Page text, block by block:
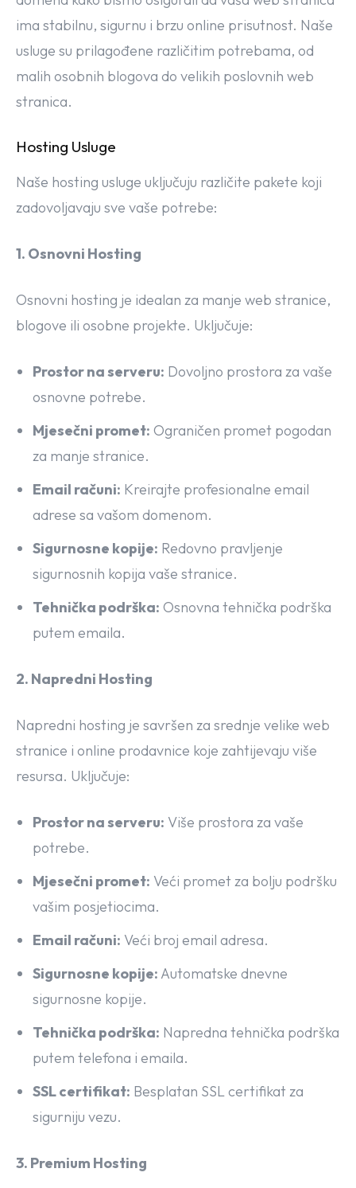
ima stabilnu, sigurnu i brzu online prisutnost. Naše
usluge su prilagođene različitim potrebama, od
malih osobnih blogova do velikih poslovnih web
stranica.
Hosting Usluge
Naše hosting usluge uključuju različite pakete koji
zadovoljavaju sve vaše potrebe:
1. Osnovni Hosting
Osnovni hosting je idealan za manje web stranice,
blogove ili osobne projekte. Uključuje:
Prostor na serveru: Dovoljno prostora za vaše
osnovne potrebe.
Mjesečni promet: Ograničen promet pogodan
za manje stranice.
Email računi: Kreirajte profesionalne email
adrese sa vašom domenom.
Sigurnosne kopije: Redovno pravljenje
sigurnosnih kopija vaše stranice.
Tehnička podrška: Osnovna tehnička podrška
putem emaila.
2. Napredni Hosting
Napredni hosting je savršen za srednje velike web
stranice i online prodavnice koje zahtijevaju više
resursa. Uključuje:
Prostor na serveru: Više prostora za vaše
potrebe.
Mjesečni promet: Veći promet za bolju podršku
vašim posjetiocima.
Email računi: Veći broj email adresa.
Sigurnosne kopije: Automatske dnevne
sigurnosne kopije.
Tehnička podrška: Napredna tehnička podrška
putem telefona i emaila.
SSL certifikat: Besplatan SSL certifikat za
sigurniju vezu.
3. Premium Hosting